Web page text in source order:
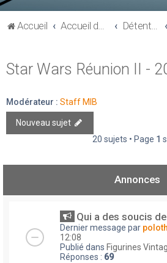
Accueil Accueil du forum Détente et communauté Mint In Box
Star Wars Réunion II -
Modérateur : Staff MIB
Nouveau sujet
20 sujets • Page 1
Annonces
Qui a des soucis
Dernier message par
12:08
Publié dans Figurines
Réponses : 69